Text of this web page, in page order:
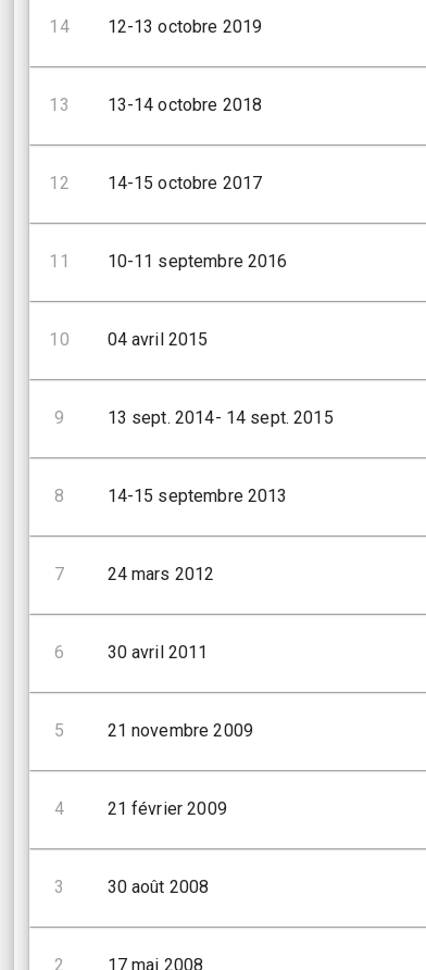
14 12-13 octobre 2019
13 13-14 octobre 2018
12 14-15 octobre 2017
11 10-11 septembre 2016
10 04 avril 2015
9 13 sept. 2014- 14 sept. 2015
8 14-15 septembre 2013
7 24 mars 2012
6 30 avril 2011
5 21 novembre 2009
4 21 février 2009
3 30 août 2008
2 17 mai 2008